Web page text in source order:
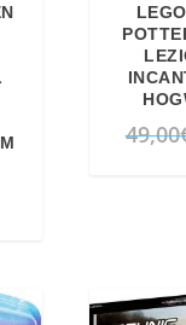
49,00